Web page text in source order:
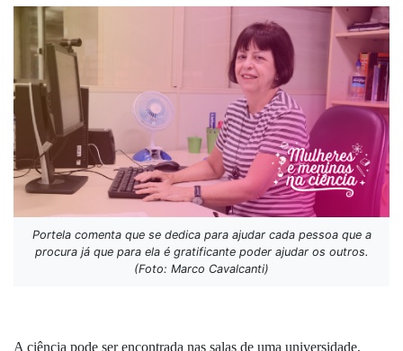
Portela comenta que se dedica para ajudar cada pessoa que a
procura já que para ela é gratificante poder ajudar os outros.
(Foto: Marco Cavalcanti)
A ciência pode ser encontrada nas salas de uma universidade,